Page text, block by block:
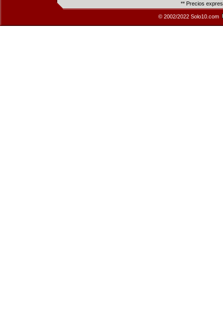
** Precios
© 2002/2022 Solo10.com